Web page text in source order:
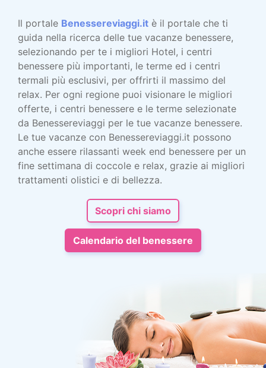
Il portale Benessereviaggi.it è il portale che ti
guida nella ricerca delle tue vacanze benessere,
selezionando per te i migliori Hotel, i centri
benessere più importanti, le terme ed i centri
termali più esclusivi, per offrirti il massimo del
relax. Per ogni regione puoi visionare le migliori
offerte, i centri benessere e le terme selezionate
da Benessereviaggi per le tue vacanze benessere.
Le tue vacanze con Benessereviaggi.it possono
anche essere rilassanti week end benessere per un
fine settimana di coccole e relax, grazie ai migliori
trattamenti olistici e di bellezza.
Scopri chi siamo
Calendario del benessere